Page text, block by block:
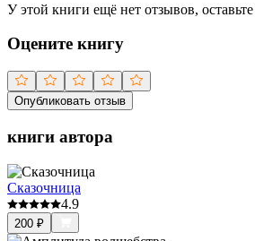
У этой книги ещё нет отзывов,
Оцените книгу
Опубликовать отзыв
книги автора
Сказочница
4.9
200 ₽